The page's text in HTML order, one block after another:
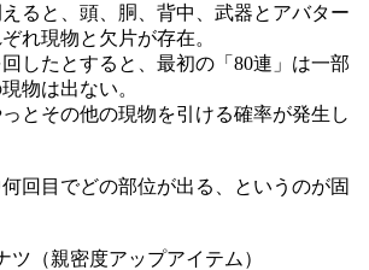
ると、頭、胴、背中、武器とアバター
れ現物と欠片が存在。
したとすると、最初の「80連」は一部
物は出ない。
とその他の現物を引ける確率が発生し
回目でどの部位が出る、というのが固
（親密度アップアイテム）